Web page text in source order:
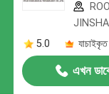
5.0
যাচাইকৃত
এখন